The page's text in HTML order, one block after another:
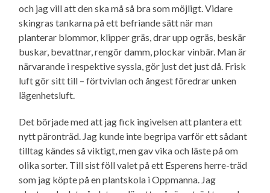
och jag vill att den ska må så bra som möjligt. Vidare
skingras tankarna på ett befriande sätt när man
planterar blommor, klipper gräs, drar upp ogräs, beskär
buskar, bevattnar, rengör damm, plockar vinbär. Man är
närvarande i respektive syssla, gör just det just då. Frisk
luft gör sitt till – förtvivlan och ångest föredrar unken
lägenhetsluft.
Det började med att jag fick ingivelsen att plantera ett
nytt päronträd. Jag kunde inte begripa varför ett sådant
tilltag kändes så viktigt, men gav vika och läste på om
olika sorter. Till sist föll valet på ett Esperens herre-träd
som jag köpte på en plantskola i Oppmanna. Jag